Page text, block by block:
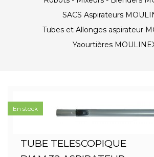
SACS Aspirateurs
Tubes et Allonges aspirateur
Yaourtières
TUBE TELESCOPIQUE
En stock